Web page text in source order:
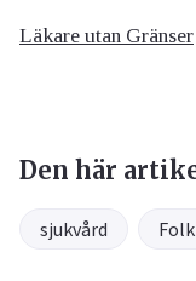
Läkare utan Gränser
Den här
sjukvård